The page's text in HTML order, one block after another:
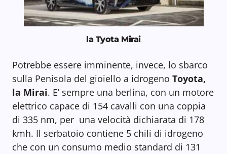
la Tyota Mirai
Potrebbe essere imminente, invece, lo sbarco
sulla Penisola del gioiello a idrogeno Toyota,
la Mirai. E’ sempre una berlina, con un motore
elettrico capace di 154 cavalli con una coppia
di 335 nm, per una velocità dichiarata di 178
kmh. Il serbatoio contiene 5 chili di idrogeno
che con un consumo medio standard di 131